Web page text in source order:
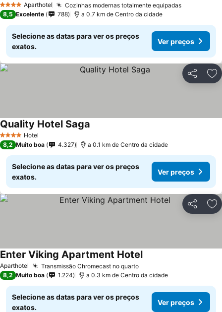
4 EstrelasAparthotel Cozinhas modernas totalmente equipadas
8,5 Excelente 788 a 0.7 km de Centro da cidade
Selecione as datas para ver os preços
exatos.
Ver preços
Partilhar
4 EstrelasHotel
Quality Hotel Saga
8,2 Muito boa 4.327 a 0.1 km de Centro da cidade
Selecione as datas para ver os preços
exatos.
Ver preços
Partilhar
Aparthotel Transmissão Chromecast no quarto
Enter Viking Apartment Hotel
8,2 Muito boa 1.224 a 0.3 km de Centro da cidade
Selecione as datas para ver os preços
exatos.
Ver preços